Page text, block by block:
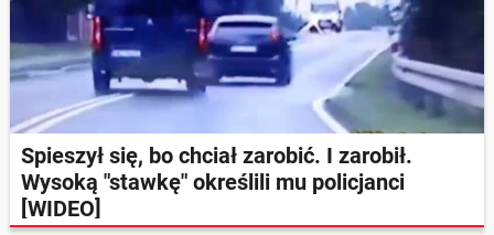
Spieszył się, bo chciał zarobić. I zarobił.
Wysoką "stawkę" określili mu policjanci
[WIDEO]